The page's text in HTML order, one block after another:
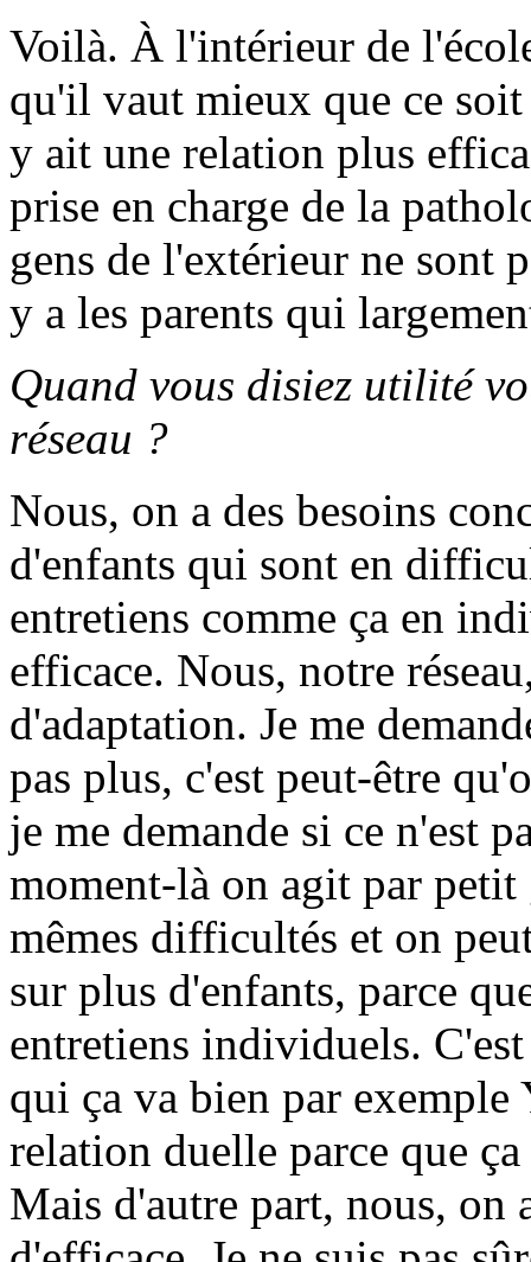
Voilà. À l'intérieur de
qu'il vaut mieux que ce
y ait une relation plus
prise en charge de la
gens de l'extérieur ne sont
y a les parents qui
Quand vous disiez utilité
réseau ?
Nous, on a des besoins
d'enfants qui sont en
entretiens comme ça en
efficace. Nous, notre
d'adaptation. Je me
pas plus, c'est peut-être
je me demande si ce n'est
moment-là on agit par
mêmes difficultés et on
sur plus d'enfants, parce
entretiens individuels.
qui ça va bien par exemple
relation duelle parce que
Mais d'autre part, nous, on